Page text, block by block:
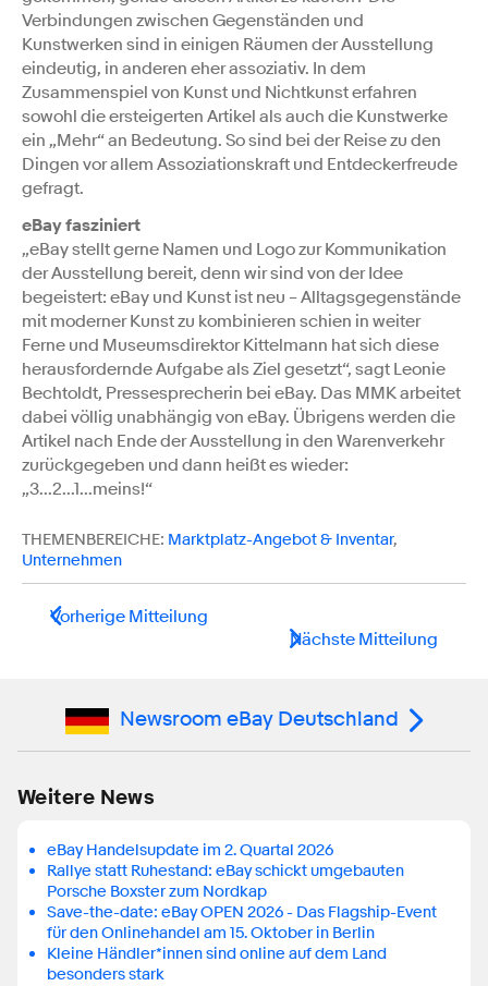
Verbindungen zwischen Gegenständen und
Kunstwerken sind in einigen Räumen der Ausstellung
eindeutig, in anderen eher assoziativ. In dem
Zusammenspiel von Kunst und Nichtkunst erfahren
sowohl die ersteigerten Artikel als auch die Kunstwerke
ein „Mehr“ an Bedeutung. So sind bei der Reise zu den
Dingen vor allem Assoziationskraft und Entdeckerfreude
gefragt.
eBay fasziniert
„eBay stellt gerne Namen und Logo zur Kommunikation
der Ausstellung bereit, denn wir sind von der Idee
begeistert: eBay und Kunst ist neu – Alltagsgegenstände
mit moderner Kunst zu kombinieren schien in weiter
Ferne und Museumsdirektor Kittelmann hat sich diese
herausfordernde Aufgabe als Ziel gesetzt“, sagt Leonie
Bechtoldt, Pressesprecherin bei eBay. Das MMK arbeitet
dabei völlig unabhängig von eBay. Übrigens werden die
Artikel nach Ende der Ausstellung in den Warenverkehr
zurückgegeben und dann heißt es wieder:
„3...2...1...meins!“
THEMENBEREICHE: Marktplatz-Angebot & Inventar,
Unternehmen
Vorherige Mitteilung
Nächste Mitteilung
Newsroom eBay Deutschland
Weitere News
eBay Handelsupdate im 2. Quartal 2026
Rallye statt Ruhestand: eBay schickt umgebauten
Porsche Boxster zum Nordkap
Save-the-date: eBay OPEN 2026 - Das Flagship-Event
für den Onlinehandel am 15. Oktober in Berlin
Kleine Händler*innen sind online auf dem Land
besonders stark